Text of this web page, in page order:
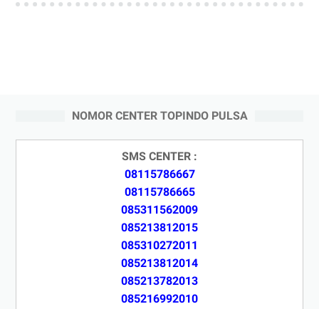
NOMOR CENTER TOPINDO PULSA
SMS CENTER :
08115786667
08115786665
085311562009
085213812015
085310272011
085213812014
085213782013
085216992010